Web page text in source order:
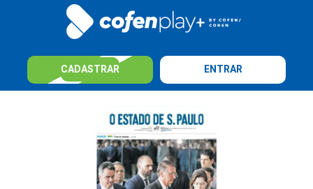
CADASTRAR ENTRAR